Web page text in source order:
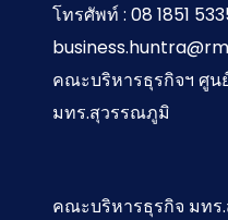
โทรศัพท์ : 08 1851
คณะบริหารธุรกิจฯ ศูน
มทร.สุวรรณภูมิ
คณะบริหารธุรกิจ มท